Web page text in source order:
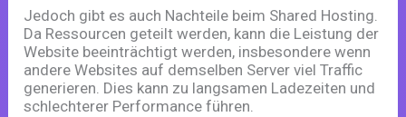
Jedoch gibt es auch Nachteile beim Shared Hosting.
Da Ressourcen geteilt werden, kann die Leistung der
Website beeinträchtigt werden, insbesondere wenn
andere Websites auf demselben Server viel Traffic
generieren. Dies kann zu langsamen Ladezeiten und
schlechterer Performance führen.